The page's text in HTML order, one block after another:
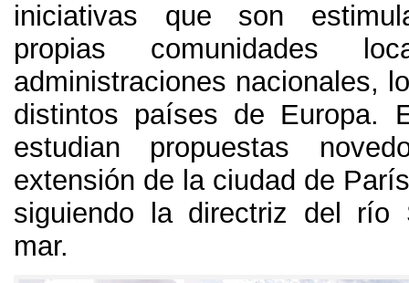
iniciativas que son
propias comunidades
administraciones nacionales,
distintos países de Europa.
estudian propuestas
extensión de la ciudad de
siguiendo la directriz del río
mar.